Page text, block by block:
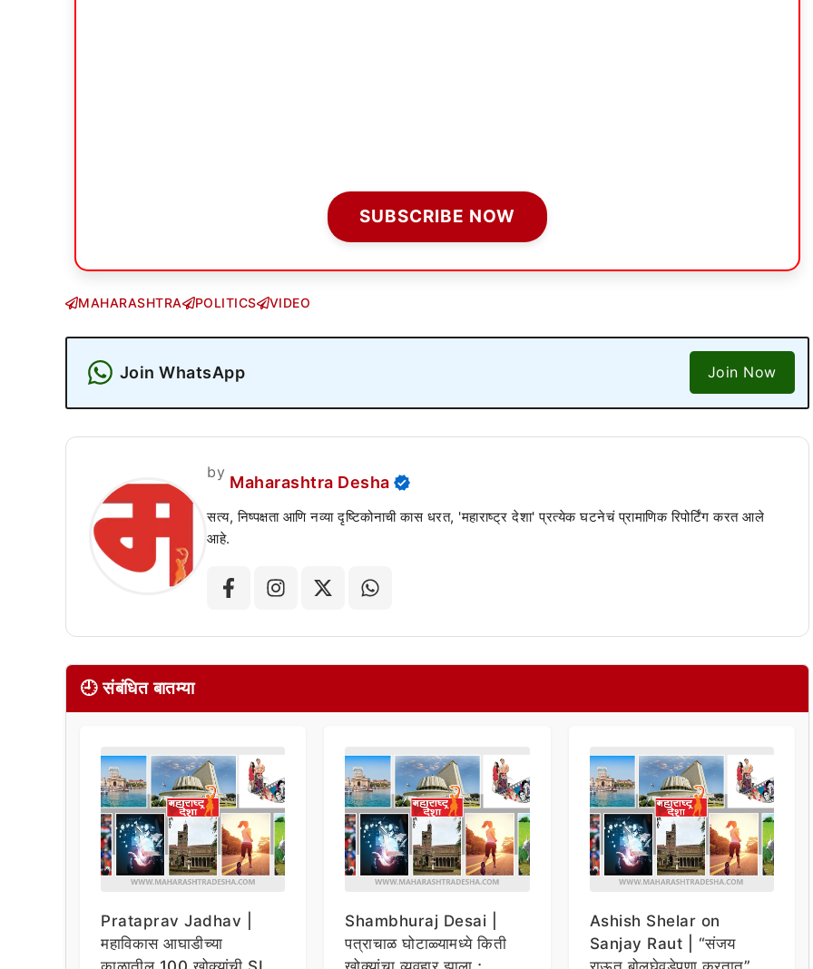
SUBSCRIBE NOW
MAHARASHTRA POLITICS VIDEO
Join WhatsApp Join Now
by
Maharashtra Desha
सत्य, निष्पक्षता आणि नव्या दृष्टिकोनाची कास धरत, 'महाराष्ट्र देशा' प्रत्येक घटनेचं प्रामाणिक रिपोर्टिंग करत आले
आहे.
🕘 संबंधित बातम्या
Prataprav Jadhav |
महाविकास आघाडीच्या
Shambhuraj Desai |
पत्राचाळ घोटाळ्यामध्ये किती
Ashish Shelar on
Sanjay Raut | “संजय